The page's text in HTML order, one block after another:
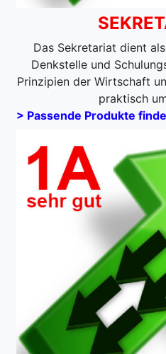
Das Sekretariat dient
Denkstelle und
Prinzipien der Wirtschaft
praktisch
> Passende Produkte